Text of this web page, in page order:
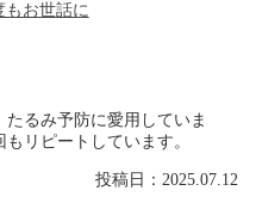
もお世話に
るみ予防に愛用していま
リピートしています。
投稿日：2025.07.12